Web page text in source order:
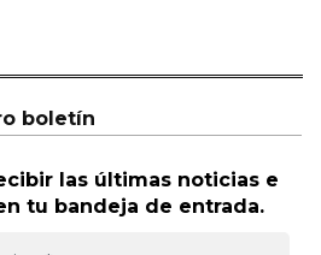
boletín
las últimas noticias e
tu bandeja de entrada.